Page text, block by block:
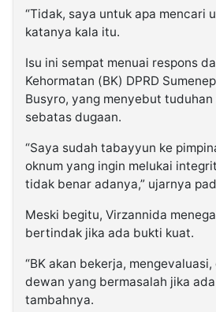
“Tidak, saya untuk apa mencari
katanya kala itu.
Isu ini sempat menuai respons
Kehormatan (BK) DPRD
Busyro, yang menyebut
sebatas dugaan.
“Saya sudah tabayyun ke
oknum yang ingin melukai
tidak benar adanya,” ujarnya
Meski begitu, Virzannida
bertindak jika ada bukti kuat.
“BK akan bekerja,
dewan yang bermasalah jika
tambahnya.